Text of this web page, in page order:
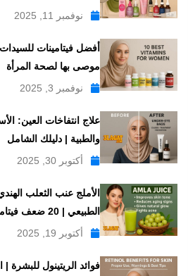
نوفمبر 11, 2025
موصى بها لصحة المرأة
نوفمبر 3, 2025
علاج انتفاخات العين:
والطبية | دليلك الشامل
أكتوبر 30, 2025
الأملج عنب الثعلب
الطبيعي | 20 ضعف فيتامين سي
أكتوبر 19, 2025
فوائد الريتينول للبشرة